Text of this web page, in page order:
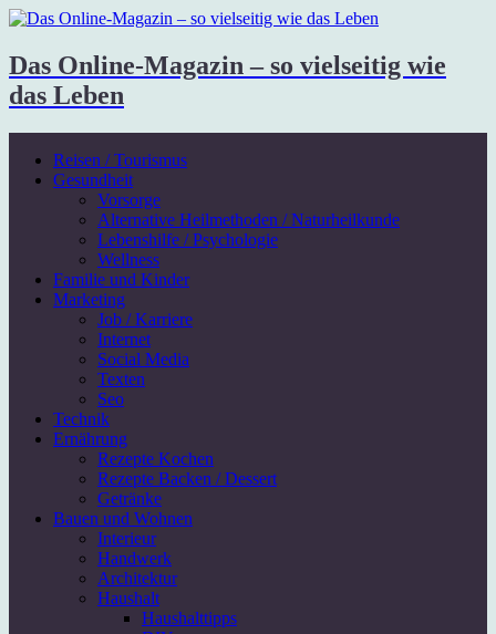
Das Online-Magazin – so vielseitig wie
das Leben
Reisen / Tourismus
Gesundheit
Vorsorge
Alternative Heilmethoden / Naturheilkunde
Lebenshilfe / Psychologie
Wellness
Familie und Kinder
Marketing
Job / Karriere
Internet
Social Media
Texten
Seo
Technik
Ernährung
Rezepte Kochen
Rezepte Backen / Dessert
Getränke
Bauen und Wohnen
Interieur
Handwerk
Architektur
Haushalt
Haushalttipps